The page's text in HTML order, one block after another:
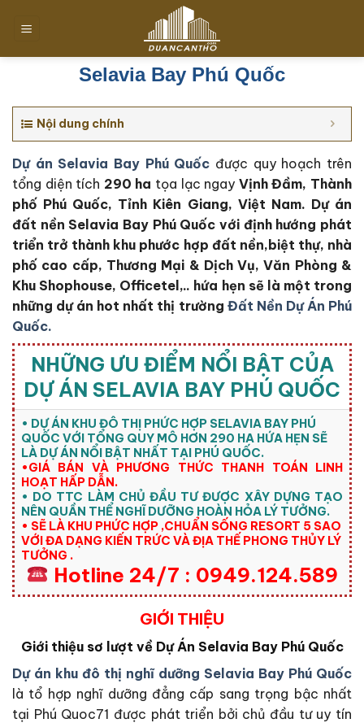
đến
Selavia Bay Phú Quốc
Nội dung chính
Dự án Selavia Bay Phú Quốc được quy hoạch trên
tổng diện tích 290 ha tọa lạc ngay Vịnh Đầm, Thành
phố Phú Quốc, Tỉnh Kiên Giang, Việt Nam. Dự án
đất nền Selavia Bay Phú Quốc với định hướng phát
triển trở thành khu phước hợp đất nền,biệt thự, nhà
phố cao cấp, Thương Mại & Dịch Vụ, Văn Phòng &
Khu Shophouse, Officetel,.. hứa hẹn sẽ là một trong
những dự án hot nhất thị trường Đất Nền Dự Án Phú
Quốc.
NHỮNG ƯU ĐIỂM NỔI BẬT CỦA
DỰ ÁN SELAVIA BAY PHÚ QUỐC
• DỰ ÁN KHU ĐÔ THỊ PHỨC HỢP SELAVIA BAY PHÚ
QUỐC VỚI TỔNG QUY MÔ HƠN 290 HA HỨA HẸN SẼ
LÀ DỰ ÁN NỔI BẬT NHẤT TẠI PHÚ QUỐC.
•GIÁ BÁN VÀ PHƯƠNG THỨC THANH TOÁN LINH
HOẠT HẤP DẪN.
• DO TTC LÀM CHỦ ĐẦU TƯ ĐƯỢC XÂY DỰNG TẠO
NÊN QUẦN THỂ NGHĨ DƯỠNG HOÀN HỎA LÝ TƯỞNG.
• SẼ LÀ KHU PHỨC HỢP ,CHUẨN SỐNG RESORT 5 SAO
VỚI ĐA DẠNG KIẾN TRỨC VÀ ĐỊA THẾ PHONG THỦY LÝ
TƯỞNG .
Hotline 24/7 : 0949.124.589
GIỚI THIỆU
Giới thiệu sơ lượt về Dự Án Selavia Bay Phú Quốc
Dự án khu đô thị nghĩ dưỡng Selavia Bay Phú Quốc
là tổ hợp nghĩ dưỡng đẳng cấp sang trọng bậc nhất
tại Phú Quoc71 được phát triển bởi chủ đầu tư uy tín